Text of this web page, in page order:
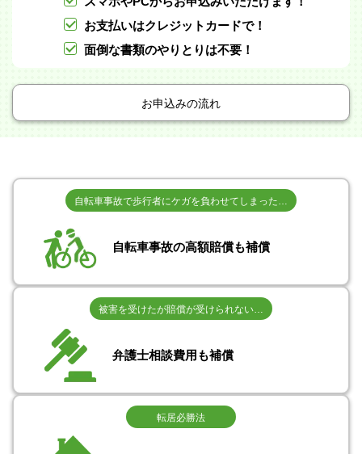
お支払いはクレジットカードで！
面倒な書類のやりとりは不要！
お申込みの流れ
自転車事故で歩行者にケガを負わせてしまった…
自転車事故の高額賠償も補償
被害を受けたが賠償が受けられない…
弁護士相談費用も補償
転居必勝法